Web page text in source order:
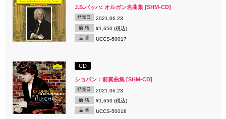
J.S.バッハ: オルガン名曲集 [SHM-CD]
発売日 2021.06.23
価 格 ¥1,650 (税込)
品 番 UCCS-50017
CD
ショパン：前奏曲集 [SHM-CD]
発売日 2021.06.23
価 格 ¥1,650 (税込)
品 番 UCCS-50018